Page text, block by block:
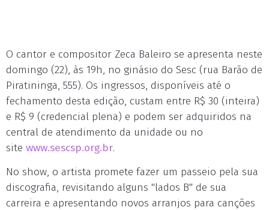
O cantor e compositor Zeca Baleiro se apresenta neste
domingo (22), às 19h, no ginásio do Sesc (rua Barão de
Piratininga, 555). Os ingressos, disponíveis até o
fechamento desta edição, custam entre R$ 30 (inteira)
e R$ 9 (credencial plena) e podem ser adquiridos na
central de atendimento da unidade ou no
site www.sescsp.org.br.
No show, o artista promete fazer um passeio pela sua
discografia, revisitando alguns "lados B" de sua
carreira e apresentando novos arranjos para canções